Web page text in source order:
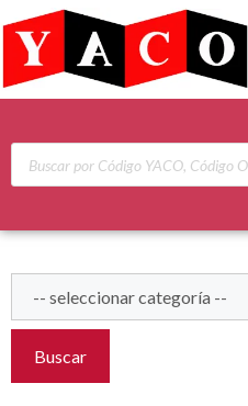
Buscar